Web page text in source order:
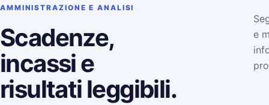
AMMINISTRAZIONE E ANALISI
Scadenze,
incassi e
risultati leggibili.
e